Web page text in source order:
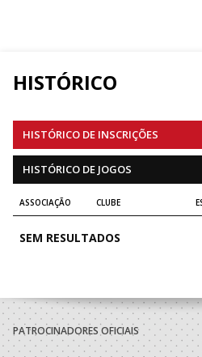
HISTÓRICO
HISTÓRICO DE INSCRIÇÕES
HISTÓRICO DE JOGOS
ASSOCIAÇÃO CLUBE
SEM RESULTADOS
PATROCINADORES OFICIAIS